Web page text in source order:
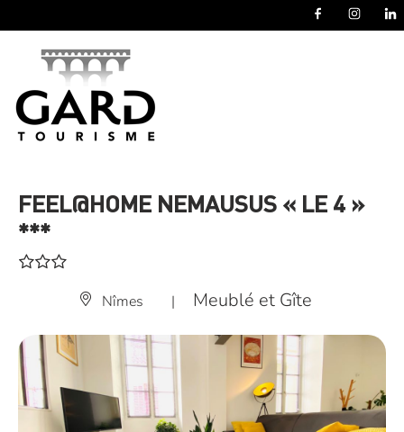
FEEL@HOME NEMAUSUS « LE 4 »
***
Nîmes | Meublé et Gîte